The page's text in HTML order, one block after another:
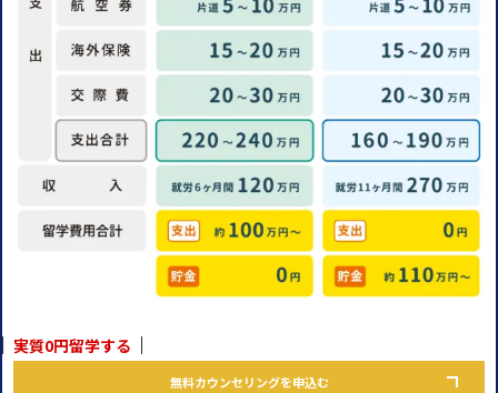
実質0円留学する
無料カウンセリングを申込む